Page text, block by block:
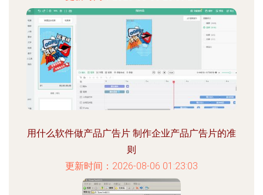
用什么软件做产品广告片 制作企业产品广告片的准
则
更新时间：2026-08-06 01:23:03